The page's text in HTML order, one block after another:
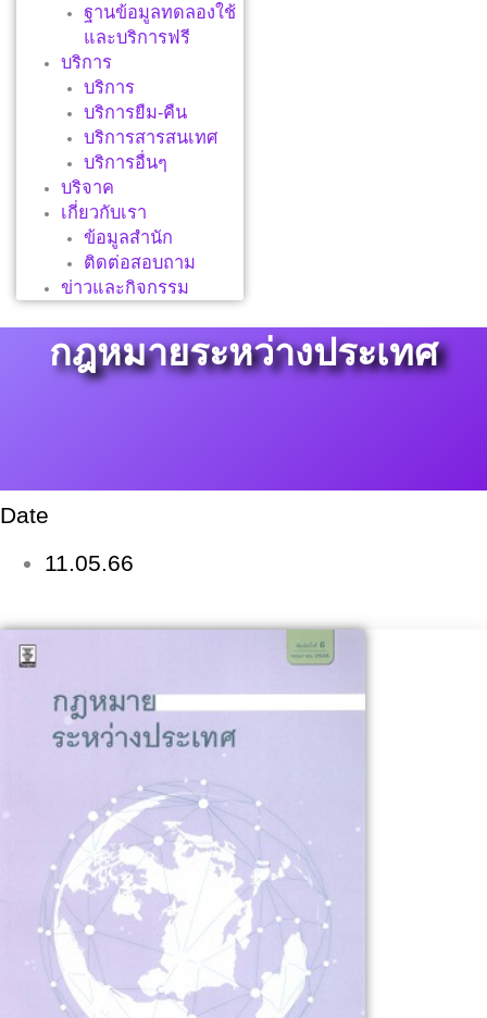
ฐานข้อมูลทดลองใช้
และบริการฟรี
บริการ
บริการ
บริการยืม-คืน
บริการสารสนเทศ
บริการอื่นๆ
บริจาค
เกี่ยวกับเรา
ข้อมูลสำนัก
ติดต่อสอบถาม
ข่าวและกิจกรรม
กฎหมายระหว่างประเทศ
Date
11.05.66